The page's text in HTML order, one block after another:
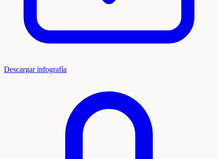
Descargar infografía